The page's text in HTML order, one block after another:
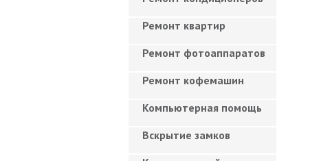
Ремонт квартир
Ремонт фотоаппаратов
Ремонт кофемашин
Компьютерная помощь
Вскрытие замков